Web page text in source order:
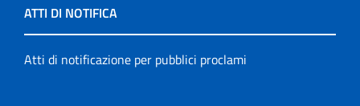
ATTI DI NOTIFICA
Atti di notificazione per pubblici proclami